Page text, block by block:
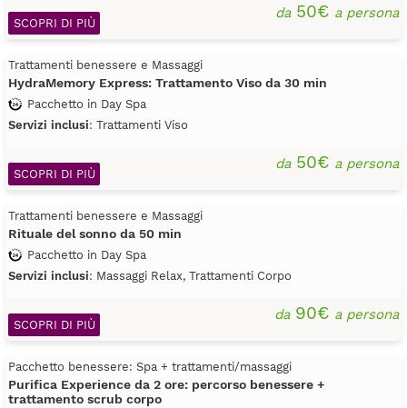
da50€ a persona
SCOPRI DI PIÙ
Trattamenti benessere e Massaggi
HydraMemory Express: Trattamento Viso da 30 min
Pacchetto in Day Spa
Servizi inclusi: Trattamenti Viso
da50€ a persona
SCOPRI DI PIÙ
Trattamenti benessere e Massaggi
Rituale del sonno da 50 min
Pacchetto in Day Spa
Servizi inclusi: Massaggi Relax, Trattamenti Corpo
da90€ a persona
SCOPRI DI PIÙ
Pacchetto benessere: Spa + trattamenti/massaggi
Purifica Experience da 2 ore: percorso benessere +
trattamento scrub corpo